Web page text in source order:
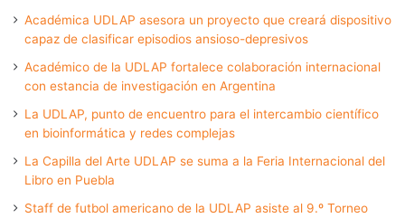
Académica UDLAP asesora un proyecto que creará dispositivo
capaz de clasificar episodios ansioso-depresivos
Académico de la UDLAP fortalece colaboración internacional
con estancia de investigación en Argentina
La UDLAP, punto de encuentro para el intercambio científico
en bioinformática y redes complejas
La Capilla del Arte UDLAP se suma a la Feria Internacional del
Libro en Puebla
Staff de futbol americano de la UDLAP asiste al 9.º Torneo